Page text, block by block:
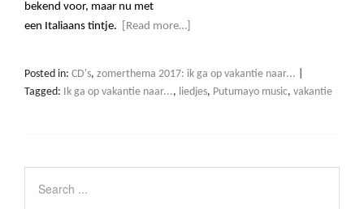
bekend voor, maar nu met
een Italiaans tintje.
[Read more…]
Posted in: CD's, zomerthema 2017: ik ga op vakantie naar...
Tagged: Ik ga op vakantie naar..., liedjes, Putumayo music, vakantie